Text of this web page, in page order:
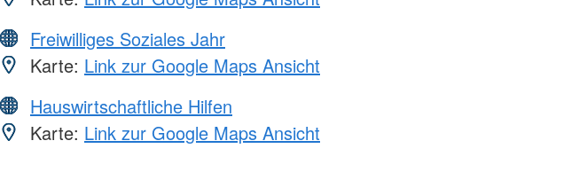
Freiwilliges Soziales Jahr
Karte: Link zur Google Maps Ansicht
Hauswirtschaftliche Hilfen
Karte: Link zur Google Maps Ansicht